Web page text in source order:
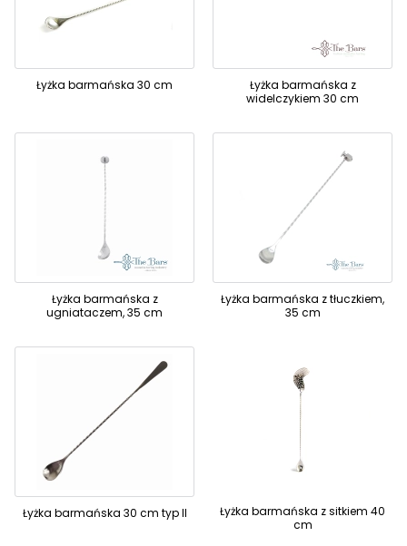
Łyżka barmańska 30 cm
Łyżka barmańska z
widelczykiem 30 cm
Łyżka barmańska z
ugniataczem, 35 cm
Łyżka barmańska z tłuczkiem,
35 cm
Łyżka barmańska 30 cm typ II
Łyżka barmańska z sitkiem 40
cm